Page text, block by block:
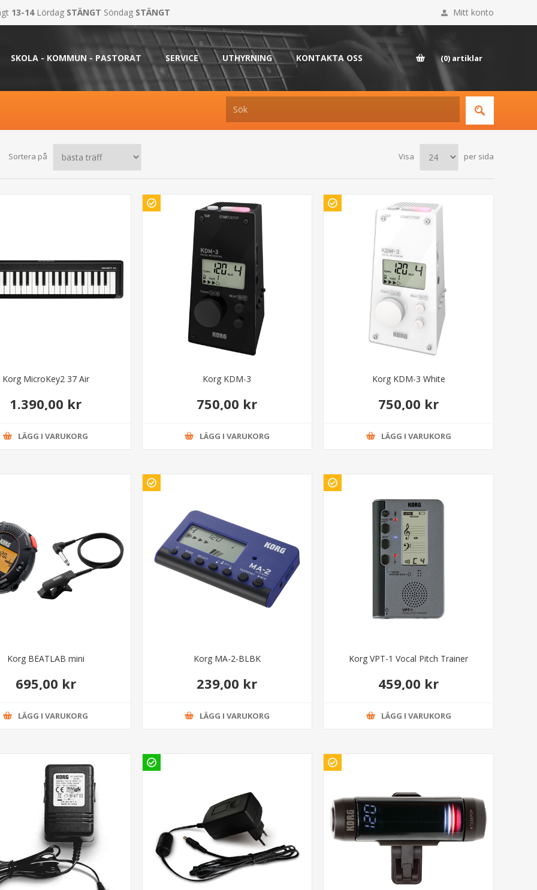
13-14 Lördag STÄNGT Söndag STÄNGT Mitt konto
SKOLA - KOMMUN - PASTORAT SERVICE UTHYRNING KONTAKTA OSS (0) artiklar
Sortera på Visa per sida
Korg MicroKey2 37 Air
1.390,00 kr
LÄGG I VARUKORG
Korg KDM-3
750,00 kr
LÄGG I VARUKORG
Korg KDM-3 White
750,00 kr
LÄGG I VARUKORG
Korg BEATLAB mini
695,00 kr
LÄGG I VARUKORG
Korg MA-2-BLBK
239,00 kr
LÄGG I VARUKORG
Korg VPT-1 Vocal Pitch Trainer
459,00 kr
LÄGG I VARUKORG